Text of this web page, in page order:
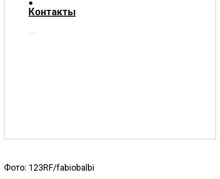
О
Контакты
Фото: 123RF/fabiobalbi